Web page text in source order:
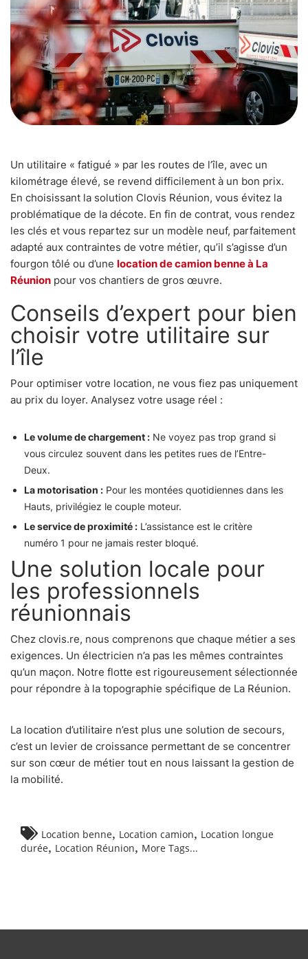
Un utilitaire « fatigué » par les routes de l’île, avec un
kilométrage élevé, se revend difficilement à un bon prix.
En choisissant la solution Clovis Réunion, vous évitez la
problématique de la décote. En fin de contrat, vous rendez
les clés et vous repartez sur un modèle neuf, parfaitement
adapté aux contraintes de votre métier, qu’il s’agisse d’un
fourgon tôlé ou d’une location de camion benne à La
Réunion pour vos chantiers de gros œuvre.
Conseils d’expert pour bien
choisir votre utilitaire sur
l’île
Pour optimiser votre location, ne vous fiez pas uniquement
au prix du loyer. Analysez votre usage réel :
Le volume de chargement : Ne voyez pas trop grand si
vous circulez souvent dans les petites rues de l’Entre-
Deux.
La motorisation : Pour les montées quotidiennes dans les
Hauts, privilégiez le couple moteur.
Le service de proximité : L’assistance est le critère
numéro 1 pour ne jamais rester bloqué.
Une solution locale pour
les professionnels
réunionnais
Chez clovis.re, nous comprenons que chaque métier a ses
exigences. Un électricien n’a pas les mêmes contraintes
qu’un maçon. Notre flotte est rigoureusement sélectionnée
pour répondre à la topographie spécifique de La Réunion.
La location d’utilitaire n’est plus une solution de secours,
c’est un levier de croissance permettant de se concentrer
sur son cœur de métier tout en nous laissant la gestion de
la mobilité.
Location benne, Location camion, Location longue
durée, Location Réunion, More Tags...